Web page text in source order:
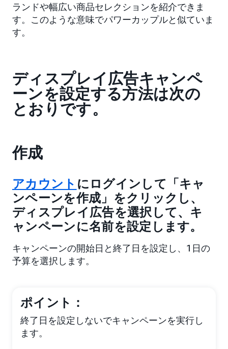
ランドや幅広い商品セレクションを紹介できま
す。このような意味でパワーカップルと似ていま
す。
ディスプレイ広告キャンペ
ーンを設定する方法は次の
とおりです。
作成
アカウント にログインして「キャ
ンペーンを作成」をクリックし、
ディスプレイ広告を選択して、キ
ャンペーンに名前を設定します。
キャンペーンの開始日と終了日を設定し、1日の
予算を選択します。
ポイント：
終了日を設定しないでキャンペーンを実行し
ます。